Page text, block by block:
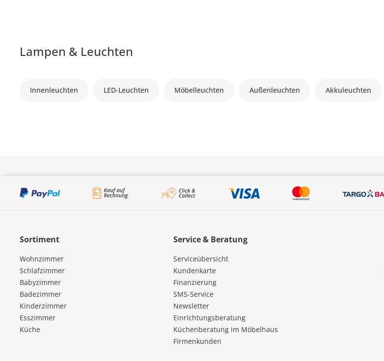
Lampen & Leuchten
Innenleuchten LED-Leuchten Möbelleuchten Außenleuchten Akkuleuchten
Sortiment
Wohnzimmer
Schlafzimmer
Babyzimmer
Badezimmer
Kinderzimmer
Esszimmer
Küche
Service & Beratung
Serviceübersicht
Kundenkarte
Finanzierung
SMS-Service
Newsletter
Einrichtungsberatung
Küchenberatung im Möbelhaus
Firmenkunden